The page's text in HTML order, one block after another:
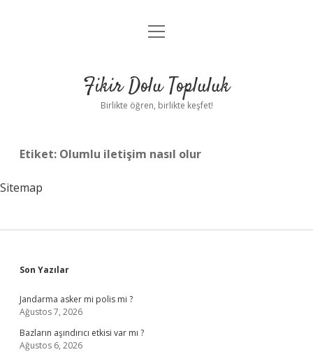
Anasayfa
Yasal Uyarı
menüyü
Fikir Dolu Topluluk
Birlikte öğren, birlikte keşfet!
Etiket: Olumlu iletişim nasıl olur
Sitemap
Sidebar
Son Yazılar
Jandarma asker mi polis mi ?
Ağustos 7, 2026
Bazların aşındırıcı etkisi var mı ?
Ağustos 6, 2026